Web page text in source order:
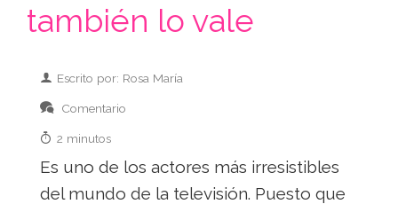
también lo vale
Escrito por: Rosa María
Comentario
2 minutos
Es uno de los actores más irresistibles
del mundo de la televisión. Puesto que